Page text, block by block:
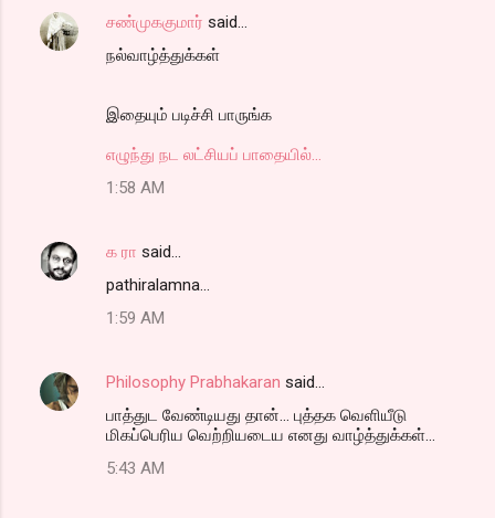
e
சண்முககுமார் said…
நல்வாழ்த்துக்கள்
இதையும் படிச்சி பாருங்க
எழுந்து நட லட்சியப் பாதையில்...
1:58 AM
க ரா said…
pathiralamna...
1:59 AM
Philosophy Prabhakaran said…
பாத்துட வேண்டியது தான்... புத்தக வெளியீடு
மிகப்பெரிய வெற்றியடைய எனது வாழ்த்துக்கள்...
5:43 AM